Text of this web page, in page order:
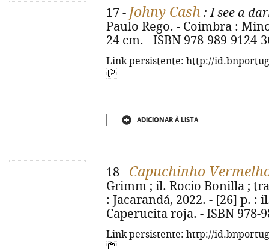
17 - Johny Cash : I see a
Paulo Rego. - Coimbra :
24 cm. - ISBN 978-989-9124-
Link persistente: http://
ADICIONAR À LISTA
18 - Capuchinho
Grimm ; il. Rocio Bonilla ;
: Jacarandá, 2022. - [26] p. :
Caperucita roja. - ISBN 978-
Link persistente: http://